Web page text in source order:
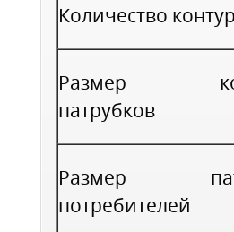
Количество
Размер
патрубков
Размер
потребителей